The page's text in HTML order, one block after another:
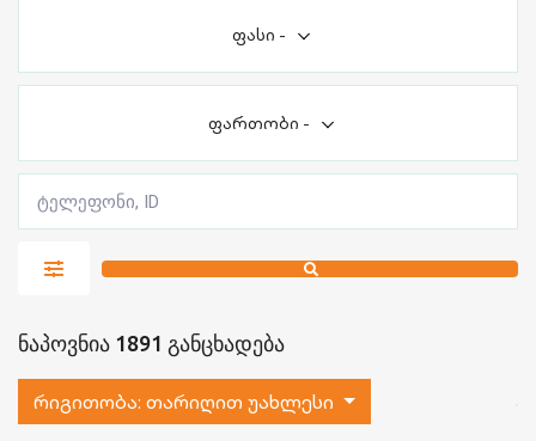
ფასი -
ფართობი -
ნაპოვნია 1891 განცხადება
რიგითობა: თარიღით უახლესი